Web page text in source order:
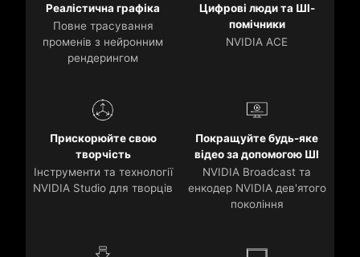
Реалістична графіка
Повне трасування
променів з нейронним
рендерингом
Цифрові люди та ШІ-
помічники
NVIDIA ACE
Прискорюйте свою
творчість
Інструменти та технології
NVIDIA Studio для творців
Покращуйте будь-яке
відео за допомогою ШІ
NVIDIA Broadcast та
енкодер NVIDIA дев'ятого
покоління